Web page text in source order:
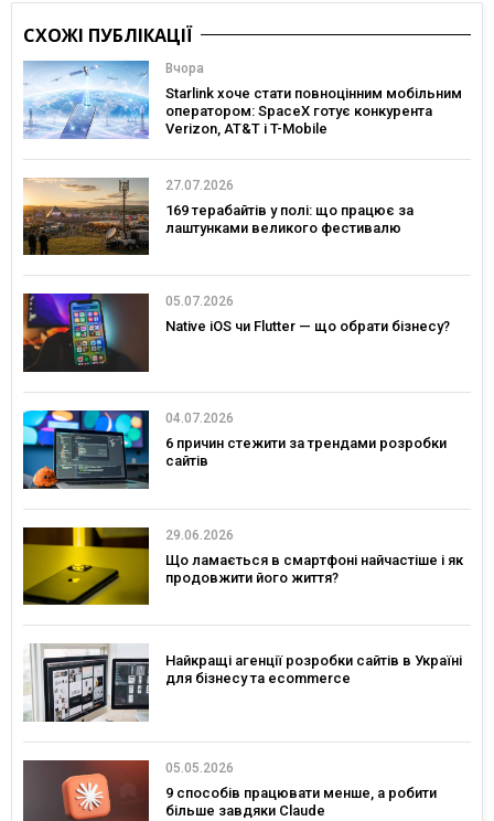
СХОЖІ ПУБЛІКАЦІЇ
Вчора
Starlink хоче стати повноцінним мобільним
оператором: SpaceX готує конкурента
Verizon, AT&T і T-Mobile
27.07.2026
169 терабайтів у полі: що працює за
лаштунками великого фестивалю
05.07.2026
Native iOS чи Flutter — що обрати бізнесу?
04.07.2026
6 причин стежити за трендами розробки
сайтів
29.06.2026
Що ламається в смартфоні найчастіше і як
продовжити його життя?
Найкращі агенції розробки сайтів в Україні
для бізнесу та ecommerce
05.05.2026
9 способів працювати менше, а робити
більше завдяки Claude